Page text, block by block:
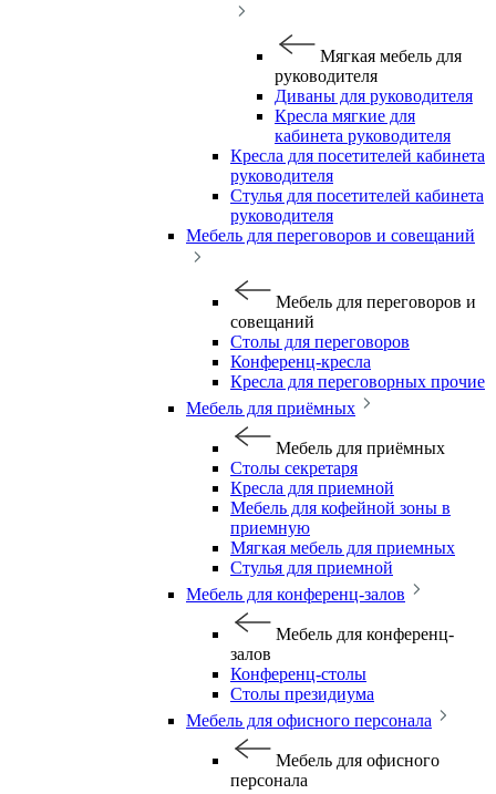
Мягкая мебель для
руководителя
Диваны для руководителя
Кресла мягкие для
кабинета руководителя
Кресла для посетителей кабинета
руководителя
Стулья для посетителей кабинета
руководителя
Мебель для переговоров и совещаний
Мебель для переговоров и
совещаний
Столы для переговоров
Конференц-кресла
Кресла для переговорных прочие
Мебель для приёмных
Мебель для приёмных
Столы секретаря
Кресла для приемной
Мебель для кофейной зоны в
приемную
Мягкая мебель для приемных
Стулья для приемной
Мебель для конференц-залов
Мебель для конференц-
залов
Конференц-столы
Столы президиума
Мебель для офисного персонала
Мебель для офисного
персонала